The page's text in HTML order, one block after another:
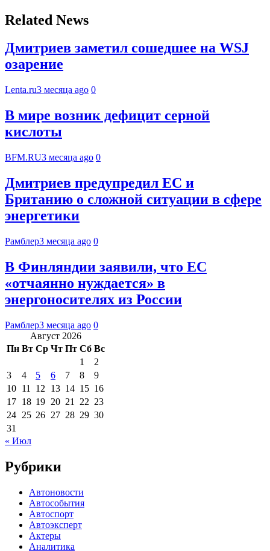
Related News
Дмитриев заметил сошедшее на WSJ
озарение
Lenta.ru3 месяца ago 0
В мире возник дефицит серной
кислоты
BFM.RU3 месяца ago 0
Дмитриев предупредил ЕС и
Британию о сложной ситуации в сфере
энергетики
Рамблер3 месяца ago 0
В Финляндии заявили, что ЕС
«отчаянно нуждается» в
энергоносителях из России
Рамблер3 месяца ago 0
Август 2026
Пн Вт Ср Чт Пт Сб Вс
1
2
3
4 5 6 7 8
9
10 11 12 13 14 15 16
17 18 19 20 21 22 23
24 25 26 27 28 29 30
31
« Июл
Рубрики
Автоновости
Автособытия
Автоспорт
Автоэксперт
Актеры
Аналитика